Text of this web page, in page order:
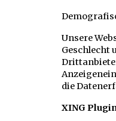
Unsere
Geschlecht
die
XING